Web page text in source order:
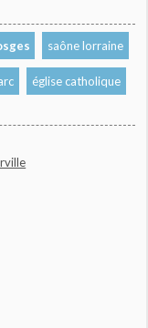
saône lorraine
église catholique